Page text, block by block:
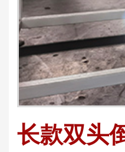
长款双头